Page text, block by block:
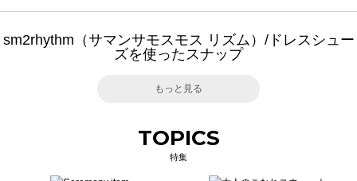
sm2rhythm（サマンサモスモス リズム）/ドレスシュー
ズを使ったスナップ
もっと見る
TOPICS
特集